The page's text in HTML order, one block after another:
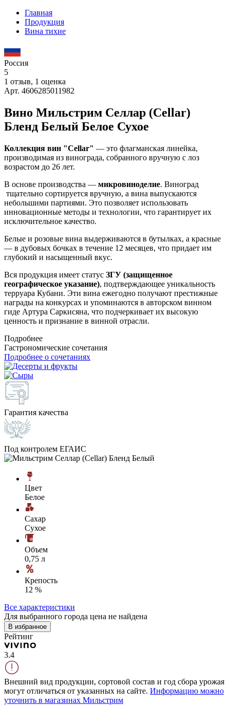
Главная
Продукция
Вина тихие
Россия
5
1 отзыв, 1 оценка
Арт. 4606285011982
Вино Мильстрим Селлар (Cellar)
Бленд Белый Белое Сухое
Коллекция вин "Cellar" — это флагманская линейка,
производимая из винограда, собранного вручную с лоз
возрастом до 26 лет.
В основе производства — микровиноделие. Виноград
тщательно сортируется вручную, а вина выпускаются
небольшими партиями. Это позволяет использовать
инновационные методы и технологии, что гарантирует их
исключительное качество.
Белые и розовые вина выдерживаются в бутылках, а красные
— в дубовых бочках в течение 12 месяцев, что придает им
глубокий и насыщенный вкус.
Вся продукция имеет статус ЗГУ (защищенное
географическое указание), подтверждающее уникальность
терруара Кубани. Эти вина ежегодно получают престижные
награды на конкурсах и упоминаются в авторском винном
гиде Артура Саркисяна, что подчеркивает их высокую
ценность и признание в винной отрасли.
Подробнее
Гастрономические сочетания
Подробнее о сочетаниях
Гарантия качества
Под контролем ЕГАИС
Цвет
Белое
Сахар
Сухое
Объем
0,75 л
Крепость
12 %
Все характеристики
Для выбранного города цена не найдена
В избранное
Рейтинг
3.4
Внешний вид продукции, сортовой состав и год сбора урожая
могут отличаться от указанных на сайте. Информацию можно
уточнить в магазинах Мильстрим